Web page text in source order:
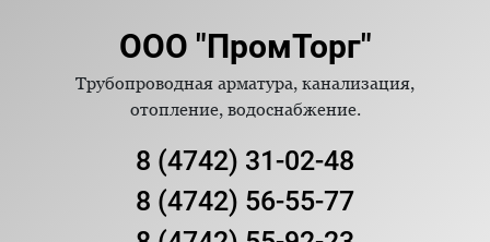
ООО "ПромТорг"
Трубопроводная арматура, канализация,
отопление, водоснабжение.
8 (4742) 31-02-48
8 (4742) 56-55-77